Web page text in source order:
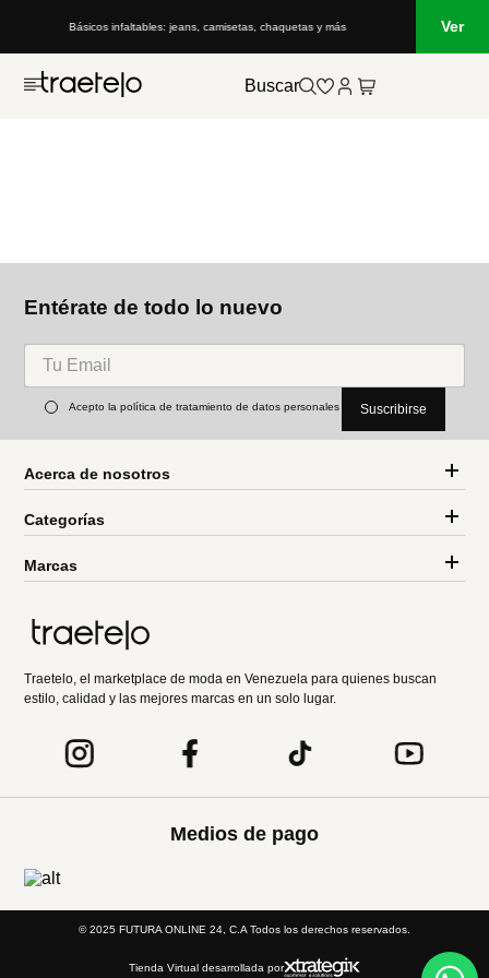
Básicos infaltables: jeans, camisetas, chaquetas y más Ver
Buscar
Entérate de todo lo nuevo
Acepto la política de tratamiento de datos personales Suscribirse
Acerca de nosotros
Categorías
Marcas
Traetelo, el marketplace de moda en Venezuela para quienes buscan
estilo, calidad y las mejores marcas en un solo lugar.
Medios de pago
© 2025 FUTURA ONLINE 24, C.A Todos los derechos reservados.
Tienda Virtual desarrollada por